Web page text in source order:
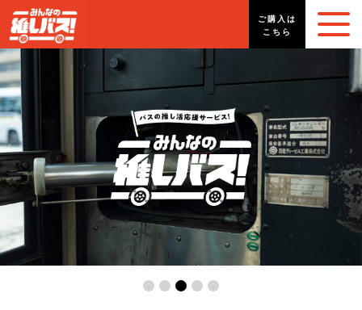
ご購入は
こちら